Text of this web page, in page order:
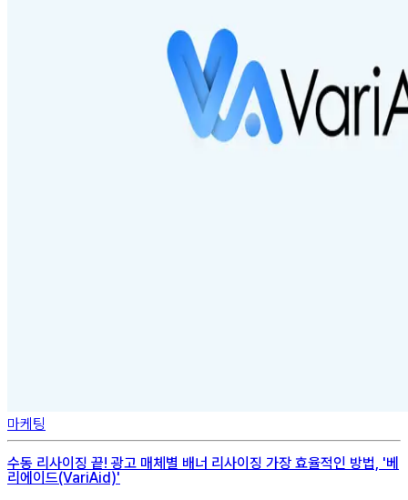
마케팅
수동 리사이징 끝! 광고 매체별 배너 리사이징 가장 효율적인 방법, '베
리에이드(VariAid)'